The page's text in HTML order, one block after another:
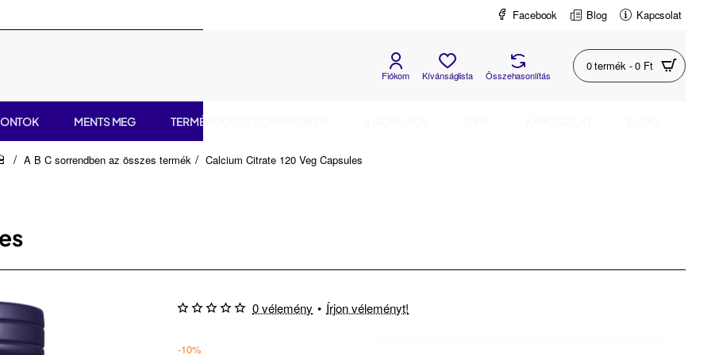
Facebook Blog Kapcsolat
Fiókom Kívánságlista Összehasonlítás
0 termék - 0 Ft
MENTS MEG TERMÉKEK ABC SORRENDBEN
A B C sorrendben az összes termék Calcium Citrate 120 Veg Capsules
0 vélemény • Írjon véleményt!
-10%